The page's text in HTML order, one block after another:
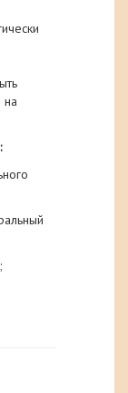
на